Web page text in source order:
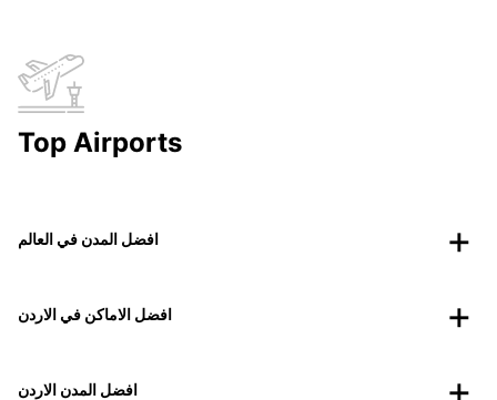
Top Airports
افضل المدن في العالم
افضل الاماكن في الاردن
افضل المدن الاردن